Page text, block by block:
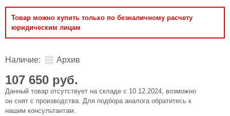
Товар можно купить только по безналичному расчету
юридическим лицам
Наличие: Архив
107 650 руб.
Данный товар отсутствует на складе с 10.12.2024, возможно
он снят с производства. Для подбора аналога обратитесь к
нашим консультантам.